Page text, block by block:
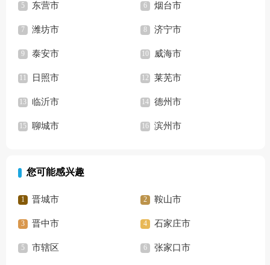
东营市 烟台市
潍坊市 济宁市
泰安市 威海市
日照市 莱芜市
临沂市 德州市
聊城市 滨州市
您可能感兴趣
晋城市 鞍山市
晋中市 石家庄市
市辖区 张家口市